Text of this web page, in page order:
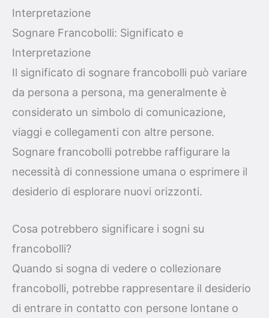
Interpretazione
Sognare Francobolli: Significato e
Interpretazione
Il significato di sognare francobolli può variare
da persona a persona, ma generalmente è
considerato un simbolo di comunicazione,
viaggi e collegamenti con altre persone.
Sognare francobolli potrebbe raffigurare la
necessità di connessione umana o esprimere il
desiderio di esplorare nuovi orizzonti.
Cosa potrebbero significare i sogni su
francobolli?
Quando si sogna di vedere o collezionare
francobolli, potrebbe rappresentare il desiderio
di entrare in contatto con persone lontane o